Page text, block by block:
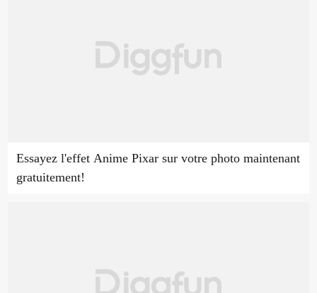
Essayez l'effet Anime Pixar sur votre photo maintenant
gratuitement!